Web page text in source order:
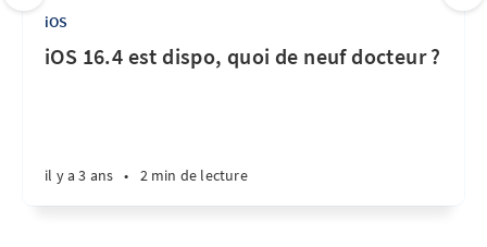
iOS
iOS 16.4 est dispo, quoi de neuf docteur ?
il y a 3 ans • 2 min de lecture